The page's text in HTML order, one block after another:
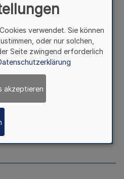
von
zur
in
im Zeitraum
verwendet. Sie können
oder nur solchen,
Seite zwingend erforderlich
akzeptieren